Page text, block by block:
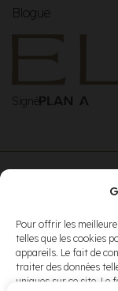
Pour offrir les
telles que les cookies
appareils. Le fait de
traiter des données
uniques sur ce site. Le
Blogue
Signé
conditions
d’utilisationet
nospolitiques
de
confidentialité .